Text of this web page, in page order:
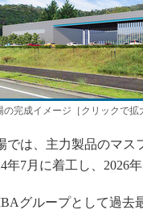
の完成イメージ［クリックで拡
は、主力製品のマス
年7月に着工し、2026
グループとして過去